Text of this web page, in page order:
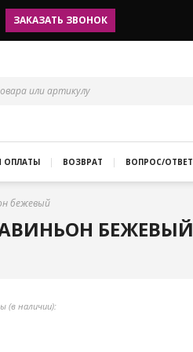
ЗАКАЗАТЬ ЗВОНОК
ОПЛАТЫ ВОЗВРАТ ВОПРОС/ОТВЕТ
бежевый
АВИНЬОН БЕЖЕВЫЙ
(в наличии):